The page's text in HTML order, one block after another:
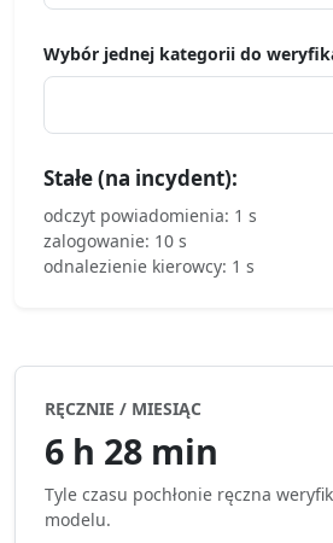
Wybór jednej kategorii do
Stałe (na incydent):
odczyt powiadomienia: 1 s
zalogowanie: 10 s
odnalezienie kierowcy: 1 s
RĘCZNIE / MIESIĄC
6 h 28 min
Tyle czasu pochłonie ręczna
modelu.